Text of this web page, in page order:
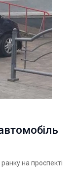
на проспекті